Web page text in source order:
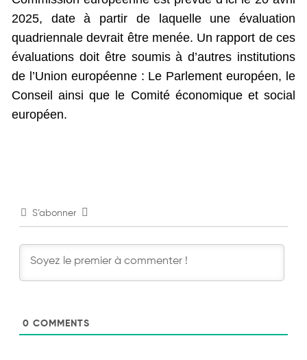
2025, date à partir de laquelle une évaluation
quadriennale devrait être menée. Un rapport de ces
évaluations doit être soumis à d’autres institutions
de l’Union européenne : Le Parlement européen, le
Conseil ainsi que le Comité économique et social
européen.
S’abonner
0 COMMENTS